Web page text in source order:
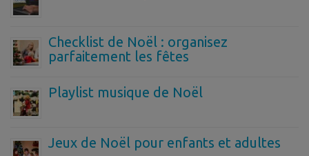
Checklist de Noël : organisez
parfaitement les fêtes
Playlist musique de Noël
Jeux de Noël pour enfants et adultes